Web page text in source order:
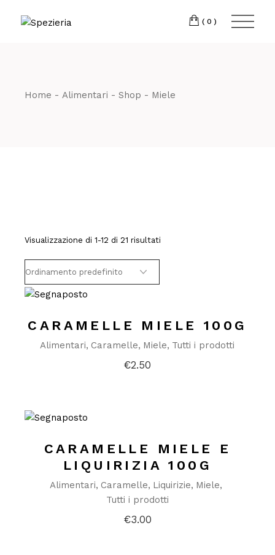
(0)
Home Alimentari Shop Miele
Visualizzazione di 1-12 di 21 risultati
CARAMELLE MIELE 100G
Alimentari Caramelle Miele Tutti i prodotti
€2.50
CARAMELLE MIELE E
LIQUIRIZIA 100G
Alimentari Caramelle Liquirizie Miele
Tutti i prodotti
€3.00
Telefono